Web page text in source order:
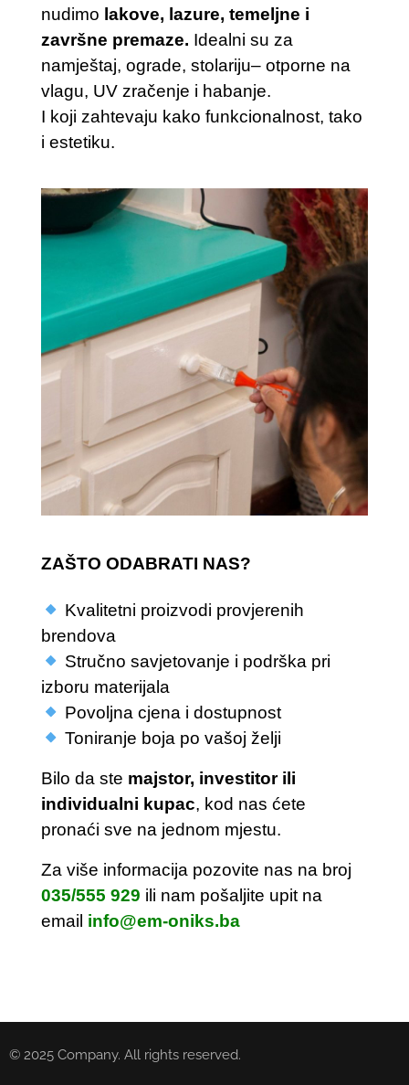
nudimo lakove, lazure, temeljne i
završne premaze. Idealni su za
namještaj, ograde, stolariju– otporne na
vlagu, UV zračenje i habanje.
I koji zahtevaju kako funkcionalnost, tako
i estetiku.
ZAŠTO ODABRATI NAS?
Kvalitetni proizvodi provjerenih
brendova
Stručno savjetovanje i podrška pri
izboru materijala
Povoljna cjena i dostupnost
Toniranje boja po vašoj želji
Bilo da ste majstor, investitor ili
individualni kupac, kod nas ćete
pronaći sve na jednom mjestu.
Za više informacija pozovite nas na broj
035/555 929 ili nam pošaljite upit na
email info@em-oniks.ba
© 2025 Company. All rights reserved.